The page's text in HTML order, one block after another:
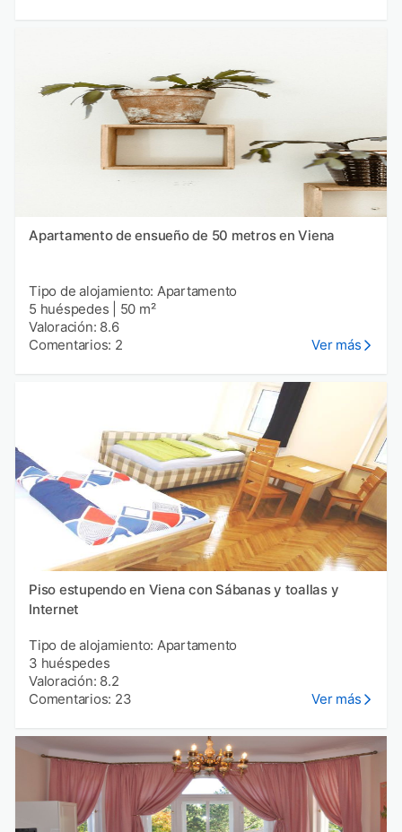
Apartamento de ensueño de 50 metros en Viena
Tipo de alojamiento: Apartamento
5 huéspedes
50 m²
Valoración: 8.6
Comentarios: 2
Ver más
Piso estupendo en Viena con Sábanas y toallas y
Internet
Tipo de alojamiento: Apartamento
3 huéspedes
Valoración: 8.2
Comentarios: 23
Ver más